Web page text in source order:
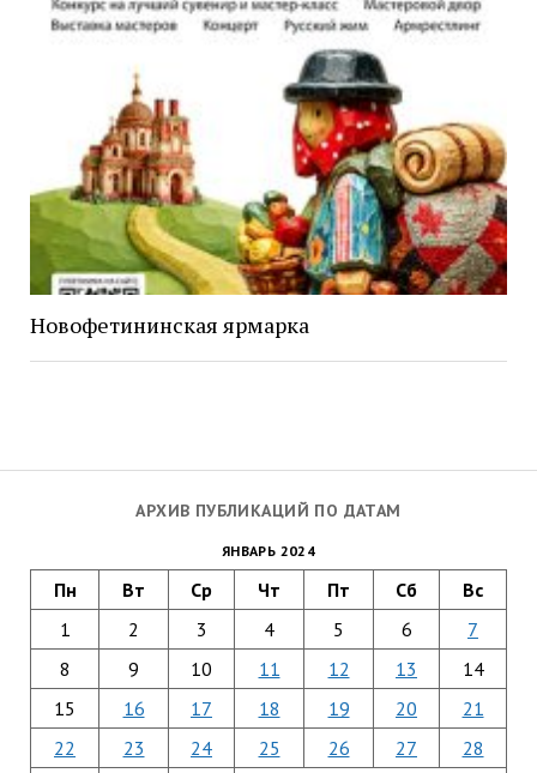
АРХИВ ПУБЛИКАЦИЙ ПО ДАТАМ
ЯНВАРЬ 2024
Пн Вт Ср Чт Пт Сб Вс
1 2 3 4 5 6
7
8
9 10 11 12 13
14
15
16 17 18 19 20
21
22
23 24 25 26 27
28
Новофетининская ярмарка